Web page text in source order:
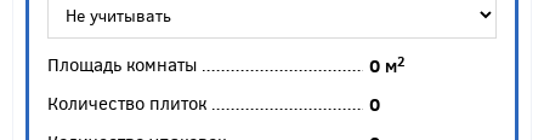
Площадь комнаты 0 м2
Количество плиток
0